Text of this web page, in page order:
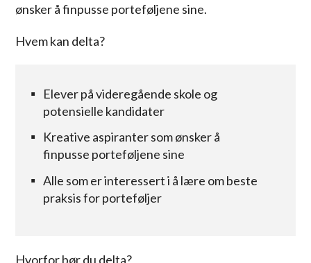
ønsker å finpusse porteføljene sine.
Hvem kan delta?
Elever på videregående skole og
potensielle kandidater
Kreative aspiranter som ønsker å
finpusse porteføljene sine
Alle som er interessert i å lære om beste
praksis for porteføljer
Hvorfor bør du delta?